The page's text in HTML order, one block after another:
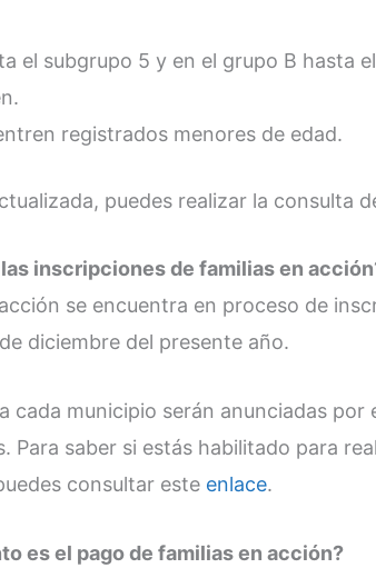
el subgrupo 5 y en el grupo B hasta
registrados menores de edad.
puedes realizar la consulta
inscripciones de familias en
se encuentra en proceso de
diciembre del presente año.
cada municipio serán anunciadas por
Para saber si estás habilitado para
consultar este enlace.
es el pago de familias en acción?